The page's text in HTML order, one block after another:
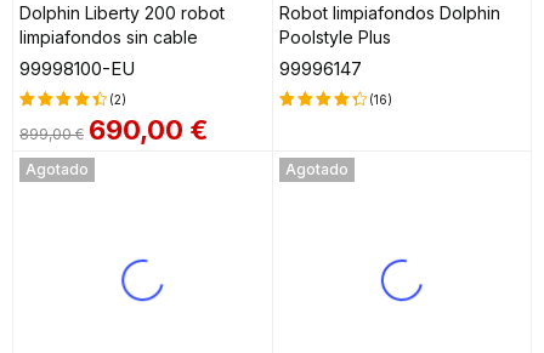
Dolphin Liberty 200 robot
limpiafondos sin cable
99998100-EU
Valorado
de 5
(2)
899,00€ 690,00 €
Robot limpiafondos Dolphin
Poolstyle Plus
99996147
de 5
(16)
Agotado Agotado